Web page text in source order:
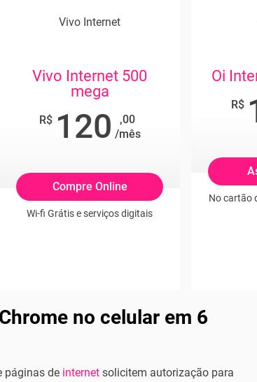
Vivo Internet
Vivo Internet 500
mega
R$ 120
,00
/mês
Compre Online
Wi-fi Grátis e serviços digitais
Oi
R$
No cartão
no celular em 6
páginas de internetsolicitem autorização para